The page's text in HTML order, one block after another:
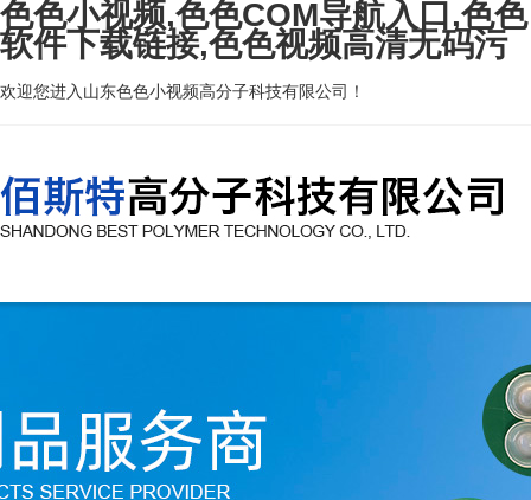
色色小视频,色色COM导航入口,色色
软件下载链接,色色视频高清无码污
欢迎您进入山东色色小视频高分子科技有限公司！